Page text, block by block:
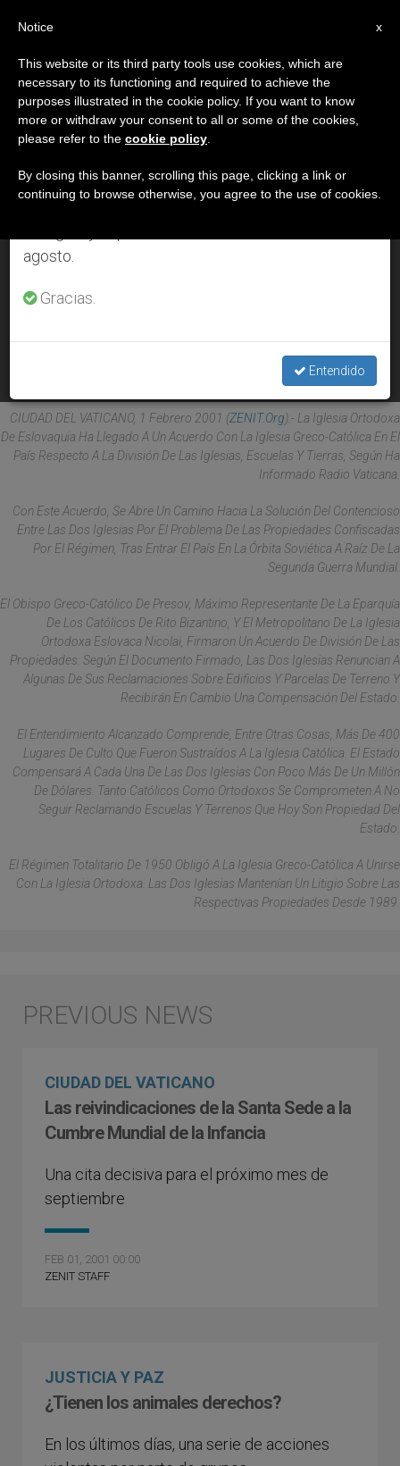
DÍA
Febrero 1st, 2001
ÚLTIMAS NOTICIAS
Eslovaquia: Acuerdo entre las Iglesias ortodoxa y greco-
FEB 01, 2001 00:00
CIUDAD DEL VATICANO, 1 Febrero 2001 (ZENIT.org).- La Iglesia Ortodoxa
De Eslovaquia Ha Llegado A Un Acuerdo Con La Iglesia Greco-Católica En El
País Respecto A La División De Las Iglesias, Escuelas Y Tierras, Según Ha
Informado Radio Vaticana.
Con Este Acuerdo, Se Abre Un Camino Hacia La Solución Del Contencioso
Entre Las Dos Iglesias Por El Problema De Las Propiedades Confiscadas
Por El Régimen, Tras Entrar El País En La Órbita Soviética A Raíz De La
Segunda Guerra Mundial.
El Obispo Greco-Católico De Presov, Máximo Representante De La Eparquía
De Los Católicos De Rito Bizantino, Y El Metropolitano De La Iglesia
Ortodoxa Eslovaca Nicolai, Firmaron Un Acuerdo De División De Las
Propiedades. Según El Documento Firmado, Las Dos Iglesias Renuncian A
Algunas De Sus Reclamaciones Sobre Edificios Y Parcelas De Terreno Y
Recibirán En Cambio Una Compensación Del Estado.
El Entendimiento Alcanzado Comprende, Entre Otras Cosas, Más De 400
Lugares De Culto Que Fueron Sustraídos A La Iglesia Católica. El Estado
Compensará A Cada Una De Las Dos Iglesias Con Poco Más De Un Millón
De Dólares. Tanto Católicos Como Ortodoxos Se Comprometen A No
Seguir Reclamando Escuelas Y Terrenos Que Hoy Son Propiedad Del
Estado.
El Régimen Totalitario De 1950 Obligó A La Iglesia Greco-Católica A Unirse
Con La Iglesia Ortodoxa. Las Dos Iglesias Mantenían Un Litigio Sobre Las
Respectivas Propiedades Desde 1989.
CIUDAD DEL VATICANO
Las reivindicaciones de la Santa Sede a la
Cumbre Mundial de la Infancia
Una cita decisiva para el próximo mes de
septiembre
FEB 01, 2001 00:00
ZENIT STAFF
JUSTICIA Y PAZ
¿Tienen los animales derechos?
En los últimos días, una serie de acciones
×
Aviso importante
Del 27 de julio al 7 de agosto haremos la pausa
anual, aprovechando que en el periodo de verano
se generan menos informaciones y también el
agosto.
Gracias.
Entendido
x
Notice
This website or its third party tools use cookies, which are
necessary to its functioning and required to achieve the
purposes illustrated in the cookie policy. If you want to know
more or withdraw your consent to all or some of the cookies,
please refer to the cookie policy
By closing this banner, scrolling this page, clicking a link or
continuing to browse otherwise, you agree to the use of cookies.